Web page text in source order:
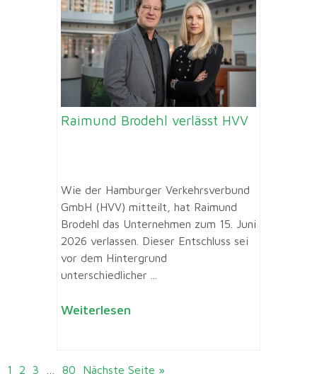
Raimund Brodehl verlässt HVV
Wie der Hamburger Verkehrsverbund
GmbH (HVV) mitteilt, hat Raimund
Brodehl das Unternehmen zum 15. Juni
2026 verlassen. Dieser Entschluss sei
vor dem Hintergrund
unterschiedlicher ...
Weiterlesen
1 2 3 80 Nächste Seite »